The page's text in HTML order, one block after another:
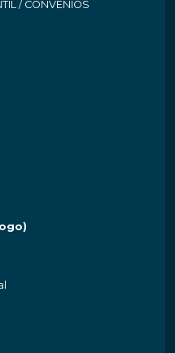
/ CONVÊNIOS